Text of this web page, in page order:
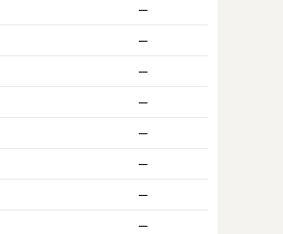
ー
ー
ー
ー
ー
ー
ー
ー